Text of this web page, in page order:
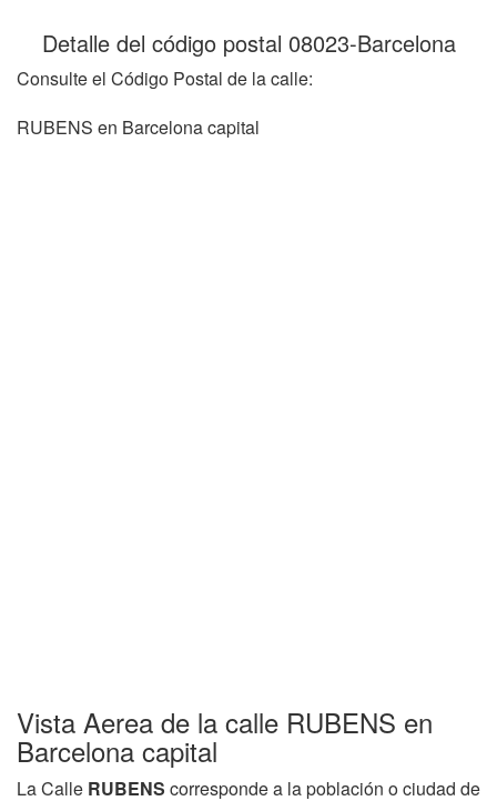
Detalle del código postal 08023-Barcelona
Consulte el Código Postal de la calle:
RUBENS en Barcelona capital
Vista Aerea de la calle RUBENS en
Barcelona capital
La Calle RUBENS corresponde a la población o ciudad de